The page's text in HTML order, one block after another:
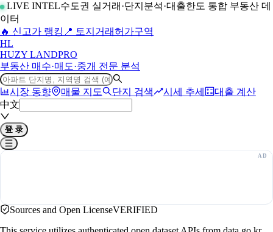
LIVE INTEL수도권 실거래·단지분석·대출한도 통합 부동산 데
이터
🔥 신고가 랭킹 📍 토지거래허가구역
HL
HUZY LANDPRO
부동산 매수·매도·중개 전문 분석
시장 동향 매물 지도 단지 검색 시세 추세
대출 계산
中文
登 录
Sources and Open LicenseVERIFIED